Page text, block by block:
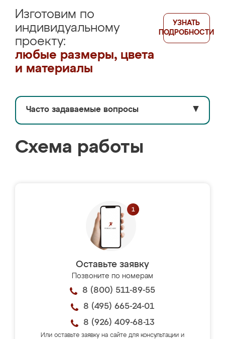
Изготовим по
индивидуальному
проекту:
любые размеры, цвета
и материалы
УЗНАТЬ
ПОДРОБНОСТИ
Часто задаваемые вопросы ▼
Схема работы
Оставьте заявку
Позвоните по номерам
8 (800) 511-89-55
8 (495) 665-24-01
8 (926) 409-68-13
Или оставьте заявку на сайте для консультации и